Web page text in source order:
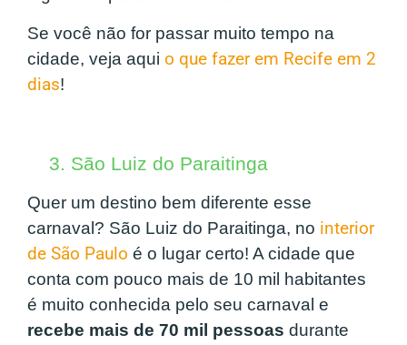
Se você não for passar muito tempo na
cidade, veja aqui o que fazer em Recife em 2
dias!
3. São Luiz do Paraitinga
Quer um destino bem diferente esse
carnaval? São Luiz do Paraitinga, no interior
de São Paulo é o lugar certo! A cidade que
conta com pouco mais de 10 mil habitantes
é muito conhecida pelo seu carnaval e
recebe mais de 70 mil pessoas durante